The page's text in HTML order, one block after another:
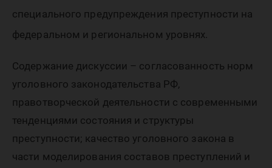
специального предупреждения преступности на
федеральном и региональном уровнях.
Содержание дискуссии – согласованность норм
уголовного законодательства РФ,
правотворческой деятельности с современными
тенденциями состояния и структуры
преступности; качество уголовного закона в
части моделирования составов преступлений и